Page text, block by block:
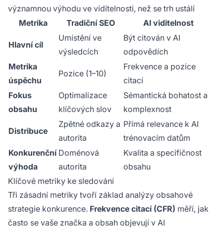
významnou výhodu ve viditelnosti, než se trh ustálí
Metrika
Tradiční SEO AI viditelnost
Hlavní cíl
Umístění ve
výsledcích
Být citován v AI
odpovědích
Metrika
úspěchu
Pozice (1–10)
Frekvence a pozice
citací
Fokus
obsahu
Optimalizace
klíčových slov
Sémantická bohatost a
komplexnost
Distribuce
Zpětné odkazy a
autorita
Přímá relevance k AI
trénovacím datům
Konkurenční
výhoda
Doménová
autorita
Kvalita a specifičnost
obsahu
Klíčové metriky ke sledování
Tři zásadní metriky tvoří základ analýzy obsahové
strategie konkurence. Frekvence citací (CFR) měří, jak
často se vaše značka a obsah objevují v AI